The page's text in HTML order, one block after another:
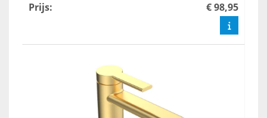
Prijs: € 98,95